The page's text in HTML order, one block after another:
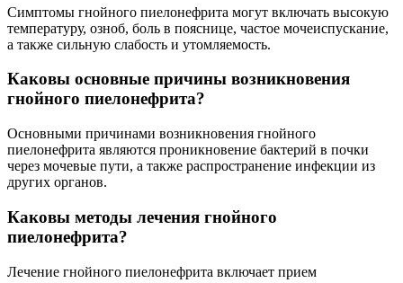
Симптомы гнойного пиелонефрита могут включать высокую
температуру, озноб, боль в пояснице, частое мочеиспускание,
а также сильную слабость и утомляемость.
Каковы основные причины возникновения
гнойного пиелонефрита?
Основными причинами возникновения гнойного
пиелонефрита являются проникновение бактерий в почки
через мочевые пути, а также распространение инфекции из
других органов.
Каковы методы лечения гнойного
пиелонефрита?
Лечение гнойного пиелонефрита включает прием